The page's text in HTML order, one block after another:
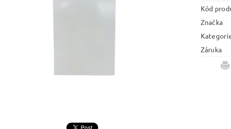
Kód
Značka
Záruka